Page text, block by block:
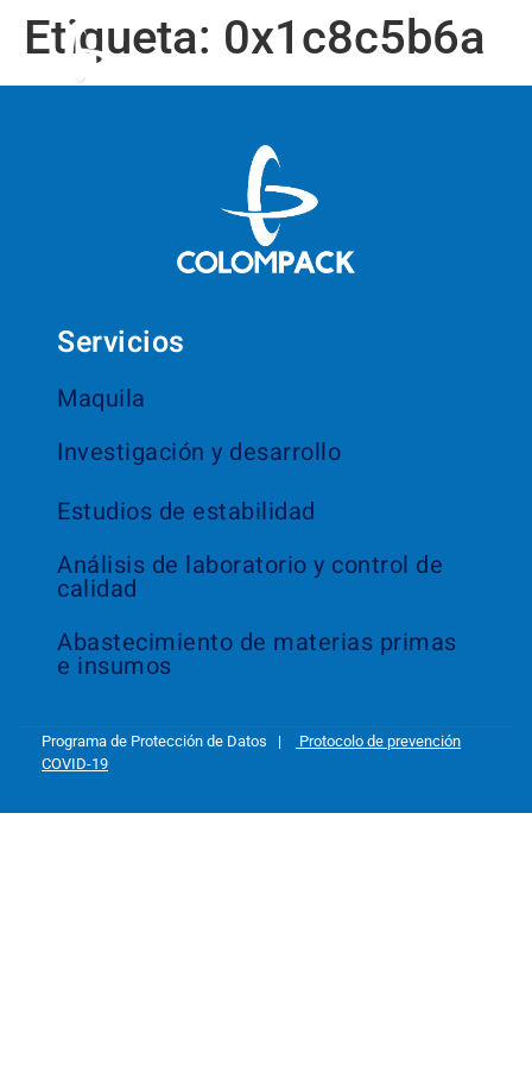
Etiqueta: 0x1c8c5b6a
Servicios
Maquila
Investigación y desarrollo
Estudios de estabilidad
Análisis de laboratorio y control de
calidad
Abastecimiento de materias primas
e insumos
Programa de Protección de Datos |
Protocolo de prevención
COVID-19